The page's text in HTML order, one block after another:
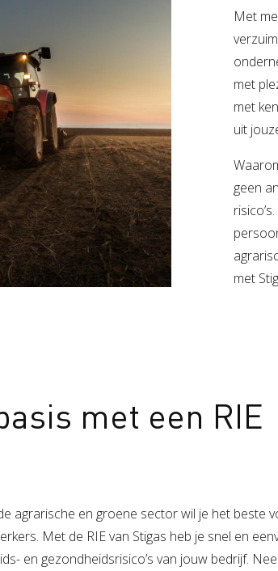
Met
met
met
uit
geen
met
met een RIE
agrarische en groene sector wil je het beste
Met de RIE van Stigas heb je snel en
en gezondheidsrisico’s van jouw bedrijf.